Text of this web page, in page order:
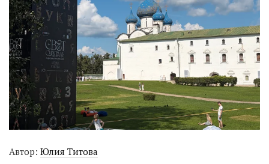
Автор: Юлия Титова